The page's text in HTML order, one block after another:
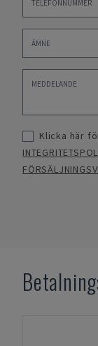
Klicka här